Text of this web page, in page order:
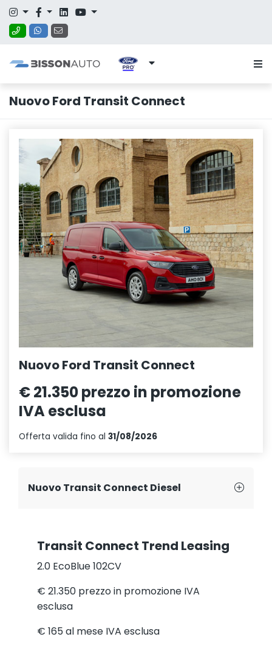
Nuovo Ford Transit Connect
Nuovo Ford Transit Connect
€ 21.350prezzo in promozione
IVA esclusa
Offerta valida fino al 31/08/2026
Nuovo Transit Connect Diesel
Transit Connect Trend Leasing
2.0 EcoBlue 102CV
€ 21.350 prezzo in promozione IVA
esclusa
€ 165 al mese IVA esclusa